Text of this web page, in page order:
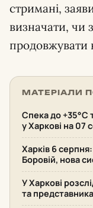
стримані,
визначати, чи
продовжувати
МАТЕРІАЛИ
Спека до +35°С
у Харкові на 07
Харків 6
Боровій, нова
У Харкові
та